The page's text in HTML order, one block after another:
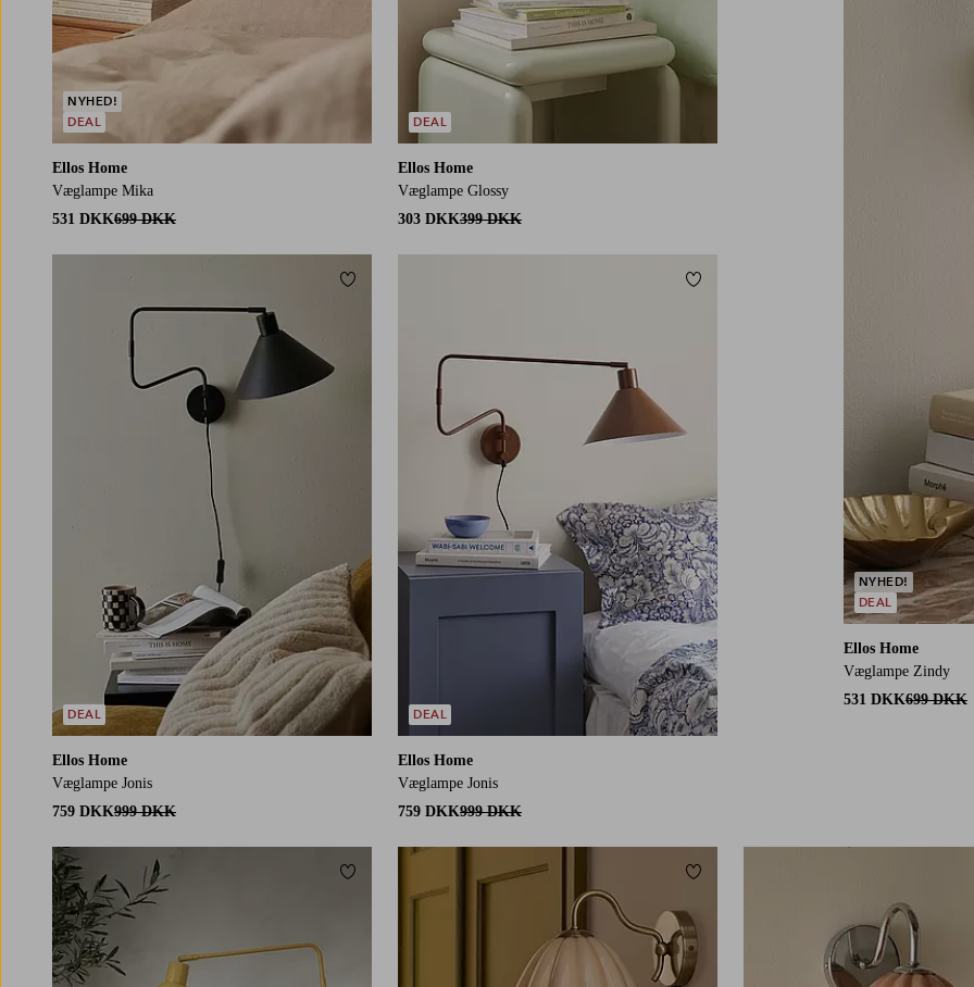
Ellos Home
Væglampe Zindy
531 DKK699 DKK
NYHED!
DEAL
Ellos Home
Væglampe Mika
531 DKK699 DKK
NYHED!
DEAL
Ellos Home
Væglampe Glossy
303 DKK399 DKK
DEAL
Ellos Home
Væglampe Jonis
759 DKK999 DKK
DEAL
Tilføj til favoritter
Ellos Home
Væglampe Jonis
759 DKK999 DKK
DEAL
Tilføj til favoritter
Tilføj til favoritter Tilføj til favoritter